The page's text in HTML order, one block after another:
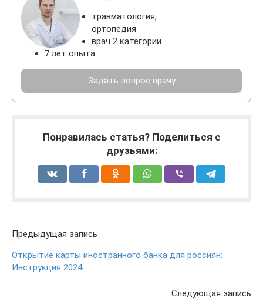
травматология,
ортопедия
врач 2 категории
7 лет опыта
Задать вопрос врачу
Понравилась статья? Поделиться с
друзьями:
Предыдущая запись
Открытие карты иностранного банка для россиян:
Инструкция 2024
Следующая запись